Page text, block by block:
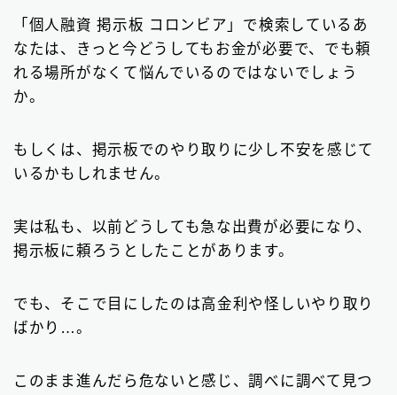
関東地方の消費者金融 12
中国地方・四国地方の消費者金融
中小消費者金融で借りる 12
ファクタリング
「個人融資 掲示板 コロンビア」で検索しているあ
なたは、きっと今どうしてもお金が必要で、でも頼
れる場所がなくて悩んでいるのではないでしょう
か。
もしくは、掲示板でのやり取りに少し不安を感じて
いるかもしれません。
実は私も、以前どうしても急な出費が必要になり、
掲示板に頼ろうとしたことがあります。
でも、そこで目にしたのは高金利や怪しいやり取り
ばかり…。
このまま進んだら危ないと感じ、調べに調べて見つ